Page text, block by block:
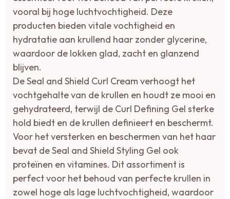
vooral bij hoge luchtvochtigheid. Deze
producten bieden vitale vochtigheid en
hydratatie aan krullend haar zonder glycerine,
waardoor de lokken glad, zacht en glanzend
blijven.
De Seal and Shield Curl Cream verhoogt het
vochtgehalte van de krullen en houdt ze mooi en
gehydrateerd, terwijl de Curl Defining Gel sterke
hold biedt en de krullen definieert en beschermt.
Voor het versterken en beschermen van het haar
bevat de Seal and Shield Styling Gel ook
proteïnen en vitamines. Dit assortiment is
perfect voor het behoud van perfecte krullen in
zowel hoge als lage luchtvochtigheid, waardoor